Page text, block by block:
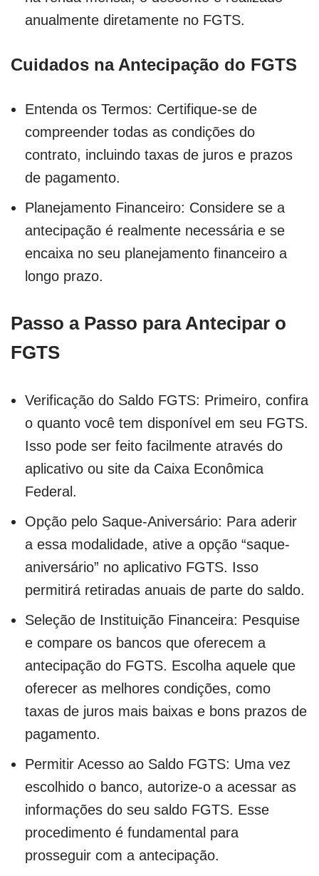
anualmente diretamente no FGTS.
Cuidados na Antecipação do FGTS
Entenda os Termos: Certifique-se de
compreender todas as condições do
contrato, incluindo taxas de juros e prazos
de pagamento.
Planejamento Financeiro: Considere se a
antecipação é realmente necessária e se
encaixa no seu planejamento financeiro a
longo prazo.
Passo a Passo para Antecipar o
FGTS
Verificação do Saldo FGTS: Primeiro, confira
o quanto você tem disponível em seu FGTS.
Isso pode ser feito facilmente através do
aplicativo ou site da Caixa Econômica
Federal.
Opção pelo Saque-Aniversário: Para aderir
a essa modalidade, ative a opção “saque-
aniversário” no aplicativo FGTS. Isso
permitirá retiradas anuais de parte do saldo.
Seleção de Instituição Financeira: Pesquise
e compare os bancos que oferecem a
antecipação do FGTS. Escolha aquele que
oferecer as melhores condições, como
taxas de juros mais baixas e bons prazos de
pagamento.
Permitir Acesso ao Saldo FGTS: Uma vez
escolhido o banco, autorize-o a acessar as
informações do seu saldo FGTS. Esse
procedimento é fundamental para
prosseguir com a antecipação.